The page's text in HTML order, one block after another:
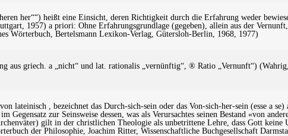
her““) heißt eine Einsicht, deren Richtigkeit durch die Erfahrung weder
1957) a priori: Ohne Erfahrungsgrundlage (gegeben), allein aus der
Wörterbuch, Bertelsmann Lexikon-Verlag, Gütersloh-Berlin, 1968, 1977)
aus griech. a „nicht“ und lat. rationalis „vernünftig“, ® Ratio „Vernunft“)
lateinisch , bezeichnet das Durch-sich-sein oder das Von-sich-her-sein (esse a
Gegensatz zur Seinsweise dessen, was als Verursachtes seinen Bestand «von
gilt in der christlichen Theologie als unbetrittene Lehre, dass Gott keine
der Philosophie, Joachim Ritter, Wissenschaftliche Buchgesellschaft